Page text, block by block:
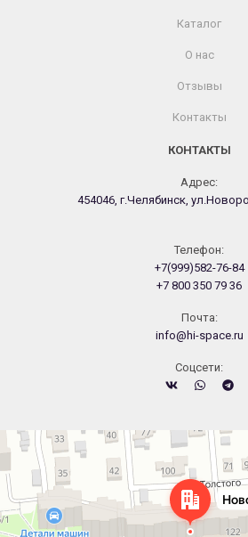
Каталог
О нас
Отзывы
Контакты
КОНТАКТЫ
Адрес:
454046, г.Челябинск,
Телефон:
+7(999)582-76-84
+7 800 350 79 36
Почта:
info@hi-space.ru
Cоцсети:
Челябинск
Новороссийская улица, 122 — Яндекс.Карты